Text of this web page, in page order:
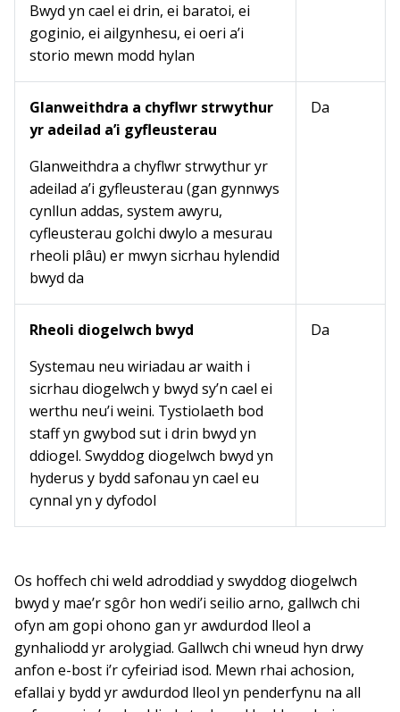
Bwyd yn cael ei drin, ei baratoi, ei
goginio, ei ailgynhesu, ei oeri a’i
storio mewn modd hylan
Glanweithdra a chyflwr strwythur
yr adeilad a’i gyfleusterau
Glanweithdra a chyflwr strwythur yr
adeilad a’i gyfleusterau (gan gynnwys
cynllun addas, system awyru,
cyfleusterau golchi dwylo a mesurau
rheoli plâu) er mwyn sicrhau hylendid
bwyd da
Da
Rheoli diogelwch bwyd
Systemau neu wiriadau ar waith i
sicrhau diogelwch y bwyd sy’n cael ei
werthu neu’i weini. Tystiolaeth bod
staff yn gwybod sut i drin bwyd yn
ddiogel. Swyddog diogelwch bwyd yn
hyderus y bydd safonau yn cael eu
cynnal yn y dyfodol
Da
Os hoffech chi weld adroddiad y swyddog diogelwch
bwyd y mae’r sgôr hon wedi’i seilio arno, gallwch chi
ofyn am gopi ohono gan yr awdurdod lleol a
gynhaliodd yr arolygiad. Gallwch chi wneud hyn drwy
anfon e-bost i’r cyfeiriad isod. Mewn rhai achosion,
efallai y bydd yr awdurdod lleol yn penderfynu na all